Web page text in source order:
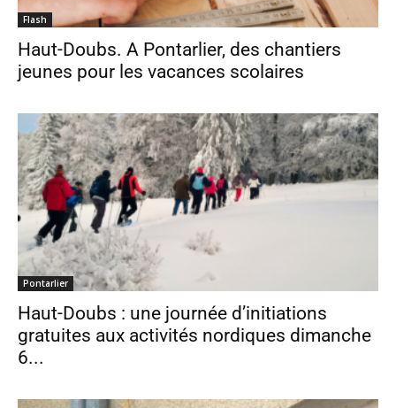
Flash
Haut-Doubs. A Pontarlier, des chantiers
jeunes pour les vacances scolaires
Pontarlier
Haut-Doubs : une journée d’initiations
gratuites aux activités nordiques dimanche
6...